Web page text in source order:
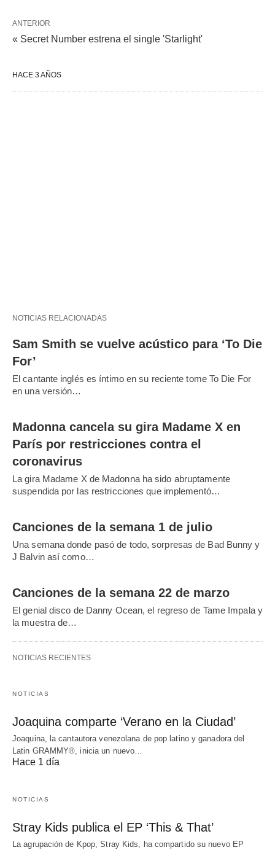
ANTERIOR
« Secret Number estrena el single 'Starlight'
HACE 3 AÑOS
NOTICIAS RELACIONADAS
Sam Smith se vuelve acústico para ‘To Die
For’
El cantante inglés es íntimo en su reciente tome To Die For
en una versión…
Madonna cancela su gira Madame X en
París por restricciones contra el
coronavirus
La gira Madame X de Madonna ha sido abruptamente
suspendida por las restricciones que implementó…
Canciones de la semana 1 de julio
Una semana donde pasó de todo, sorpresas de Bad Bunny y
J Balvin así como…
Canciones de la semana 22 de marzo
El genial disco de Danny Ocean, el regreso de Tame Impala y
la muestra de…
NOTICIAS RECIENTES
NOTICIAS
Joaquina comparte ‘Verano en la Ciudad’
Joaquina, la cantautora venezolana de pop latino y ganadora del
Latin GRAMMY®, inicia un nuevo…
Hace 1 día
NOTICIAS
Stray Kids publica el EP ‘This & That’
La agrupación de Kpop, Stray Kids, ha compartido su nuevo EP